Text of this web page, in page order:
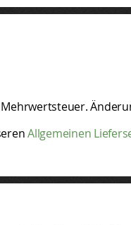
Mehrwertsteuer.
Allgemeinen